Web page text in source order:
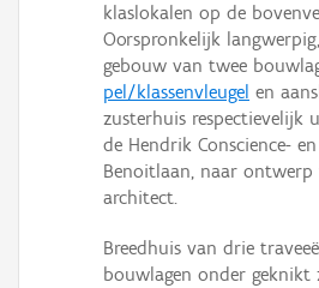
klaslokalen op de
Oorspronkelijk
gebouw van twee
pel/klas­sen­vleu­gel en
zusterhuis respectievelijk
de Hen­drik Con­scien­ce-
Benoitlaan, naar ontwerp
archi­tect.
Breedhuis van drie
bouwlagen onder geknikt